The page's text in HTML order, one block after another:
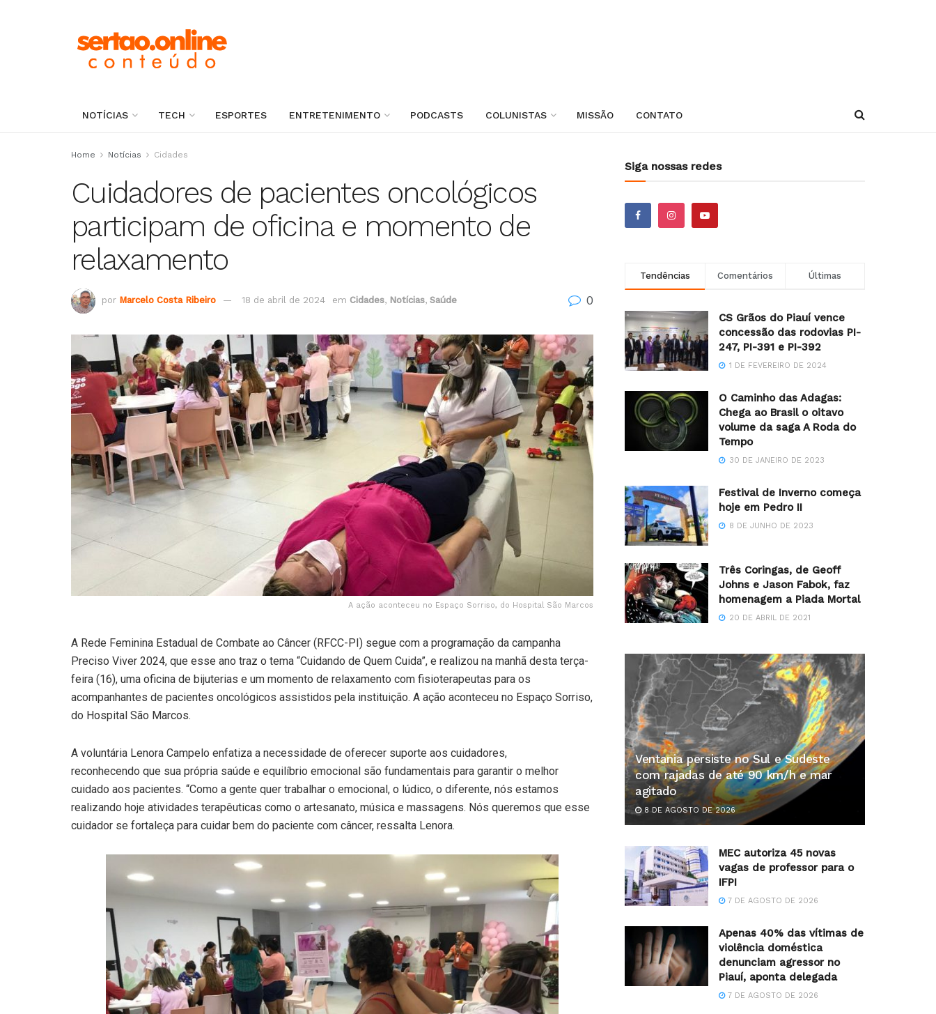
NOTÍCIAS TECH ESPORTES ENTRETENIMENTO PODCASTS COLUNISTAS MISSÃO CONTATO
Home Notícias Cidades
Cuidadores de pacientes oncológicos
participam de oficina e momento de
relaxamento
por Marcelo Costa Ribeiro 18 de abril de 2024 em Cidades, Notícias, Saúde 0
A ação aconteceu no Espaço Sorriso, do Hospital São Marcos
A Rede Feminina Estadual de Combate ao Câncer (RFCC-PI) segue com a programação da campanha
Preciso Viver 2024, que esse ano traz o tema “Cuidando de Quem Cuida”, e realizou na manhã desta terça-
feira (16), uma oficina de bijuterias e um momento de relaxamento com fisioterapeutas para os
acompanhantes de pacientes oncológicos assistidos pela instituição. A ação aconteceu no Espaço Sorriso,
do Hospital São Marcos.
A voluntária Lenora Campelo enfatiza a necessidade de oferecer suporte aos cuidadores,
reconhecendo que sua própria saúde e equilíbrio emocional são fundamentais para garantir o melhor
cuidado aos pacientes. “Como a gente quer trabalhar o emocional, o lúdico, o diferente, nós estamos
realizando hoje atividades terapêuticas como o artesanato, música e massagens. Nós queremos que esse
cuidador se fortaleça para cuidar bem do paciente com câncer, ressalta Lenora.
Siga nossas redes
Tendências Comentários Últimas
CS Grãos do Piauí vence
concessão das rodovias PI-
247, PI-391 e PI-392
1 DE FEVEREIRO DE 2024
O Caminho das Adagas:
Chega ao Brasil o oitavo
volume da saga A Roda do
Tempo
30 DE JANEIRO DE 2023
Festival de Inverno começa
hoje em Pedro II
8 DE JUNHO DE 2023
Três Coringas, de Geoff
Johns e Jason Fabok, faz
homenagem a Piada Mortal
20 DE ABRIL DE 2021
Ventania persiste no Sul e Sudeste
com rajadas de até 90 km/h e mar
agitado
8 DE AGOSTO DE 2026
MEC autoriza 45 novas
vagas de professor para o
IFPI
7 DE AGOSTO DE 2026
Apenas 40% das vítimas de
violência doméstica
denunciam agressor no
Piauí, aponta delegada
7 DE AGOSTO DE 2026